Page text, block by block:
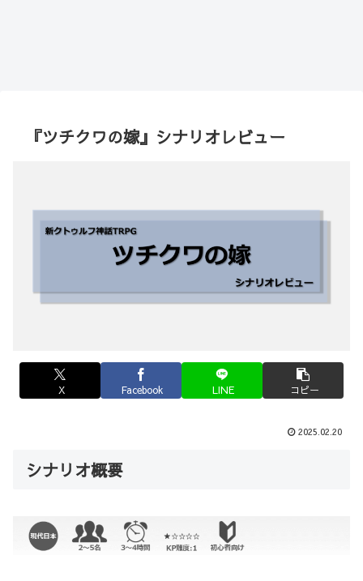
『ツチクワの嫁』シナリオレビュー
X Facebook LINE コピー
2025.02.20
シナリオ概要